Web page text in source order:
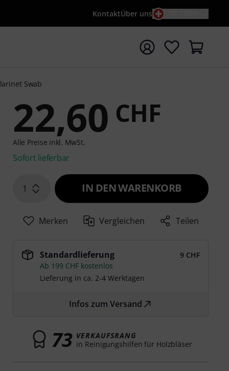
KontaktÜber uns
mit Suchwort {searchTerm} starten
Swab
22,60 CHF
Alle Preise inkl. MwSt.
Sofort lieferbar
1 IN DEN WARENKORB
Merken Vergleichen Teilen
Standardlieferung
9 CHF
Ab 199 CHF kostenlos
Lieferung in ca. 2-4 Werktagen
Infos zum Versand
73 VERKAUFSRANG
in Reinigungshilfen für Holzbläser